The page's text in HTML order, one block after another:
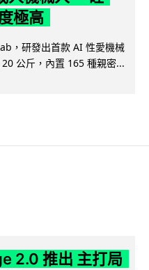
極高
，研發出首款 AI 性愛機械
公斤，內置 165 種親密...
2.0 推出 主打局